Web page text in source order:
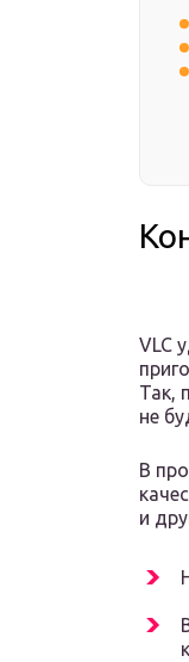
VLC
Так,
не
В
и